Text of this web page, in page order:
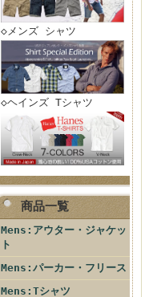
◇メンズ シャツ
◇ヘインズ Tシャツ
商品一覧
Mens:アウター・ジャケッ
ト
Mens:パーカー・フリース
Mens:Tシャツ